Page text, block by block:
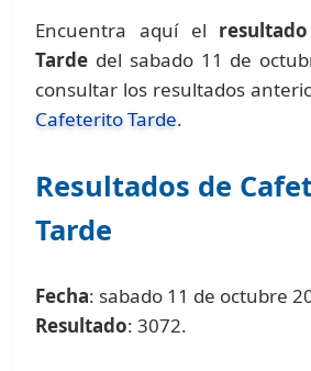
Encuentra aquí el
Tarde del sabado 11 de
consultar los resultados
Cafeterito Tarde.
Resultados de
Tarde
Fecha: sabado 11 de octubre
Resultado: 3072.